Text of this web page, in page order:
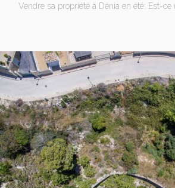
Vendre sa propriété à Dénia en été: Est-